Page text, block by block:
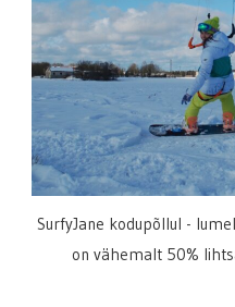
SurfyJane kodupõllul -
on vähemalt 50%